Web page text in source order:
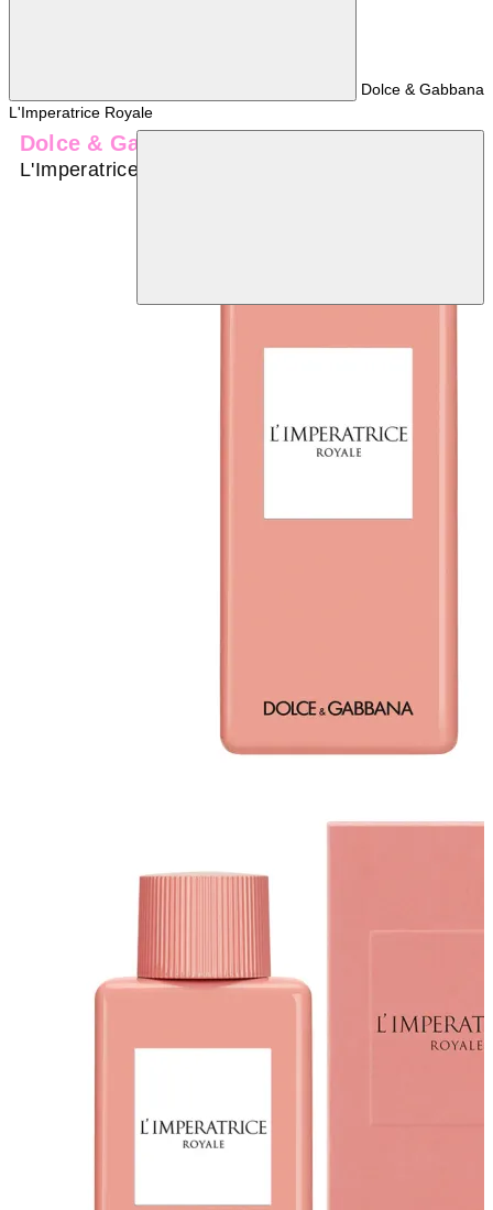
Dolce & Gabbana
L'Imperatrice Royale
Dolce & Gabbana
L'Imperatrice Royale